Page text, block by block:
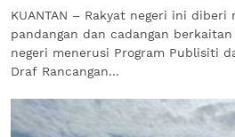
KUANTAN – Rakyat negeri ini diberi
pandangan dan cadangan
negeri menerusi Program Publisiti
Draf Rancangan...